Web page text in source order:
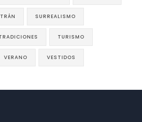
SURREALISMO
TURISMO
VERANO VESTIDOS